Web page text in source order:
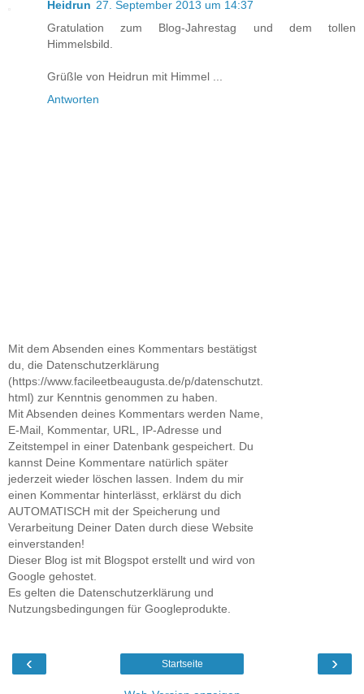
Heidrun 27. September 2013 um 14:37
Gratulation zum Blog-Jahrestag und dem tollen
Himmelsbild.
Grüßle von Heidrun mit Himmel ...
Antworten
Mit dem Absenden eines Kommentars bestätigst
du, die Datenschutzerklärung
(https://www.facileetbeaugusta.de/p/datenschutzt.
html) zur Kenntnis genommen zu haben.
Mit Absenden deines Kommentars werden Name,
E-Mail, Kommentar, URL, IP-Adresse und
Zeitstempel in einer Datenbank gespeichert. Du
kannst Deine Kommentare natürlich später
jederzeit wieder löschen lassen. Indem du mir
einen Kommentar hinterlässt, erklärst du dich
AUTOMATISCH mit der Speicherung und
Verarbeitung Deiner Daten durch diese Website
einverstanden!
Dieser Blog ist mit Blogspot erstellt und wird von
Google gehostet.
Es gelten die Datenschutzerklärung und
Nutzungsbedingungen für Googleprodukte.
‹ ›
Startseite